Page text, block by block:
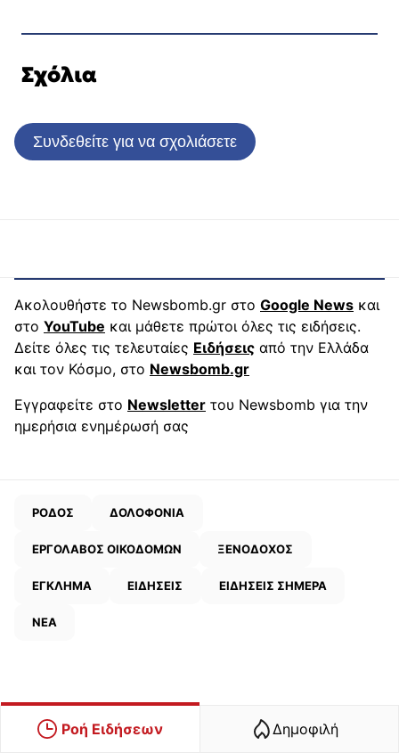
Σχόλια
Συνδεθείτε για να σχολιάσετε
Ακολουθήστε το Newsbomb.gr στο Google News και
στο YouTube και μάθετε πρώτοι όλες τις ειδήσεις.
Δείτε όλες τις τελευταίες Ειδήσεις από την Ελλάδα
και τον Κόσμο, στο Newsbomb.gr
Εγγραφείτε στο Newsletter του Newsbomb για την
ημερήσια ενημέρωσή σας
ΡΟΔΟΣ ΔΟΛΟΦΟΝΙΑ
ΕΡΓΟΛΑΒΟΣ ΟΙΚΟΔΟΜΩΝ ΞΕΝΟΔΟΧΟΣ
ΕΓΚΛΗΜΑ ΕΙΔΗΣΕΙΣ ΕΙΔΗΣΕΙΣ ΣΗΜΕΡΑ
ΝΕΑ
Ροή Ειδήσεων Δημοφιλή